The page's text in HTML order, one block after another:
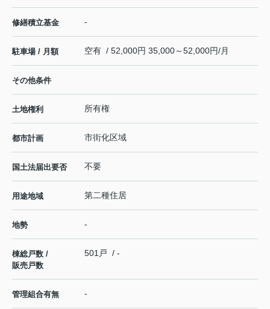
修繕積立基金 -
駐車場 / 月額 空有 / 52,000円 35,000～52,000円/月
その他条件
土地権利 所有権
都市計画 市街化区域
国土法届出要否 不要
用途地域 第二種住居
地勢 -
棟総戸数 /
販売戸数
501戸 / -
管理組合有無 -